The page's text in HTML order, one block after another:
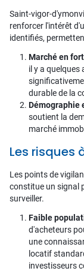
Saint-vigor-
renforcer l'intérêt
identifiés,
Marché en
il y a quelques
durable de la
Démographie
soutient la
marché
Les risques
Les points de
constitue un signal
surveiller.
Faible
d'acheteurs
une
locatif
investisseurs